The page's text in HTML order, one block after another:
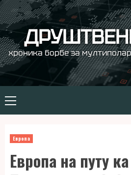
Skip
to
content
хроника борбе за
Primary
Menu
Европа
Европа на путу